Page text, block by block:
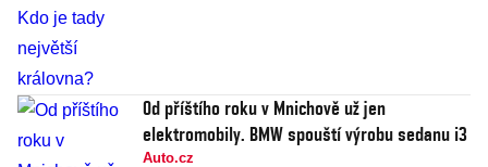
Od příštího roku v Mnichově už jen
elektromobily. BMW spouští výrobu sedanu i3
Auto.cz